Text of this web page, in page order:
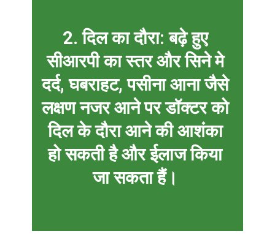
2. दिल का दौरा:बढ़े हुए
सीआरपी का स्तर और सिने मे
दर्द, घबराहट, पसीना आना जैसे
लक्षण नजर आने पर डॉक्टर को
दिल के दौरा आने की आशंका
हो सकती है और ईलाज किया
जा सकता हैं।